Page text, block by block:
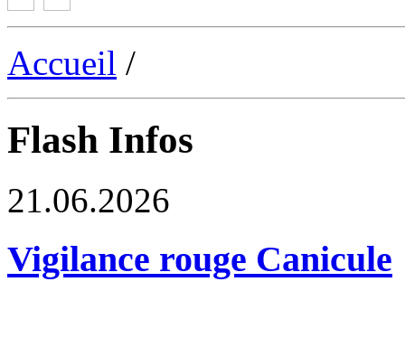
Accueil /
Flash Infos
21.06.2026
Vigilance rouge Canicule